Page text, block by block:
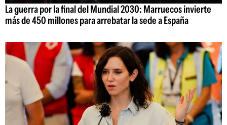
La guerra por la final del Mundial 2030: Marruecos invierte
más de 450 millones para arrebatar la sede a España